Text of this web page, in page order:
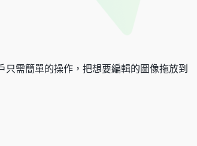
需簡單的操作，把想要編輯的圖像拖放到